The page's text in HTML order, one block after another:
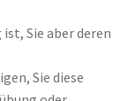
Sie aber deren
Sie diese